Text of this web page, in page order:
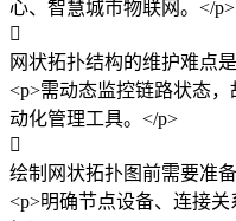
心、智慧城市物联网。</p>

网状拓扑结构的维护难点是
<p>需动态监控链路状态
动化管理工具。</p>

绘制网状拓扑图前需要准备
<p>明确节点设备、连接关